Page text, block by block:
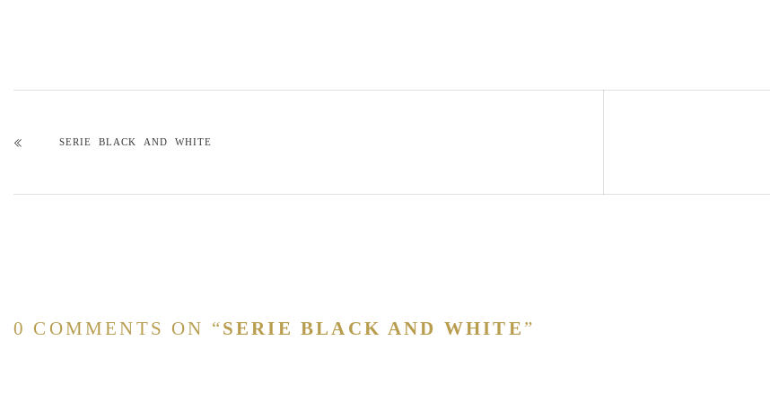
SERIE BLACK AND WHITE
0 COMMENTS ON “SERIE BLACK AND WHITE ”